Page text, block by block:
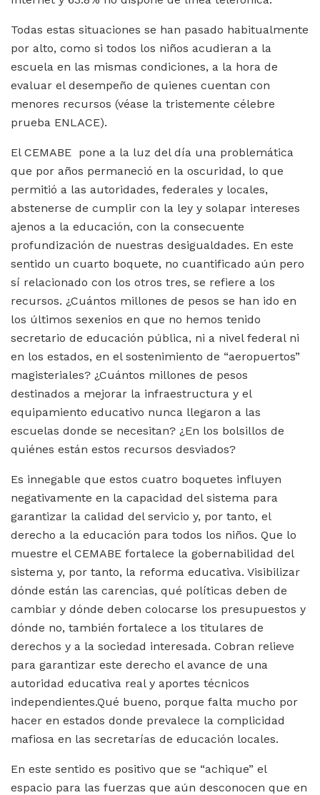
Todas estas situaciones se han pasado habitualmente
por alto, como si todos los niños acudieran a la
escuela en las mismas condiciones, a la hora de
evaluar el desempeño de quienes cuentan con
menores recursos (véase la tristemente célebre
prueba ENLACE).
El CEMABE pone a la luz del día una problemática
que por años permaneció en la oscuridad, lo que
permitió a las autoridades, federales y locales,
abstenerse de cumplir con la ley y solapar intereses
ajenos a la educación, con la consecuente
profundización de nuestras desigualdades. En este
sentido un cuarto boquete, no cuantificado aún pero
sí relacionado con los otros tres, se refiere a los
recursos. ¿Cuántos millones de pesos se han ido en
los últimos sexenios en que no hemos tenido
secretario de educación pública, ni a nivel federal ni
en los estados, en el sostenimiento de “aeropuertos”
magisteriales? ¿Cuántos millones de pesos
destinados a mejorar la infraestructura y el
equipamiento educativo nunca llegaron a las
escuelas donde se necesitan? ¿En los bolsillos de
quiénes están estos recursos desviados?
Es innegable que estos cuatro boquetes influyen
negativamente en la capacidad del sistema para
garantizar la calidad del servicio y, por tanto, el
derecho a la educación para todos los niños. Que lo
muestre el CEMABE fortalece la gobernabilidad del
sistema y, por tanto, la reforma educativa. Visibilizar
dónde están las carencias, qué políticas deben de
cambiar y dónde deben colocarse los presupuestos y
dónde no, también fortalece a los titulares de
derechos y a la sociedad interesada. Cobran relieve
para garantizar este derecho el avance de una
autoridad educativa real y aportes técnicos
independientes.Qué bueno, porque falta mucho por
hacer en estados donde prevalece la complicidad
mafiosa en las secretarías de educación locales.
En este sentido es positivo que se “achique” el
espacio para las fuerzas que aún desconocen que en